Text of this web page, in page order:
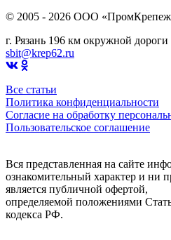
© 2005 - 2026 OOO
г. Рязань 196 км окружной дороги
sbit@krep62.ru
Все статьи
Политика конфиденциальности
Согласие на обработку
Пользовательское соглашение
Вся представленная на сайте
ознакомительный характер и ни
является публичной офертой,
определяемой положениями
кодекса РФ.